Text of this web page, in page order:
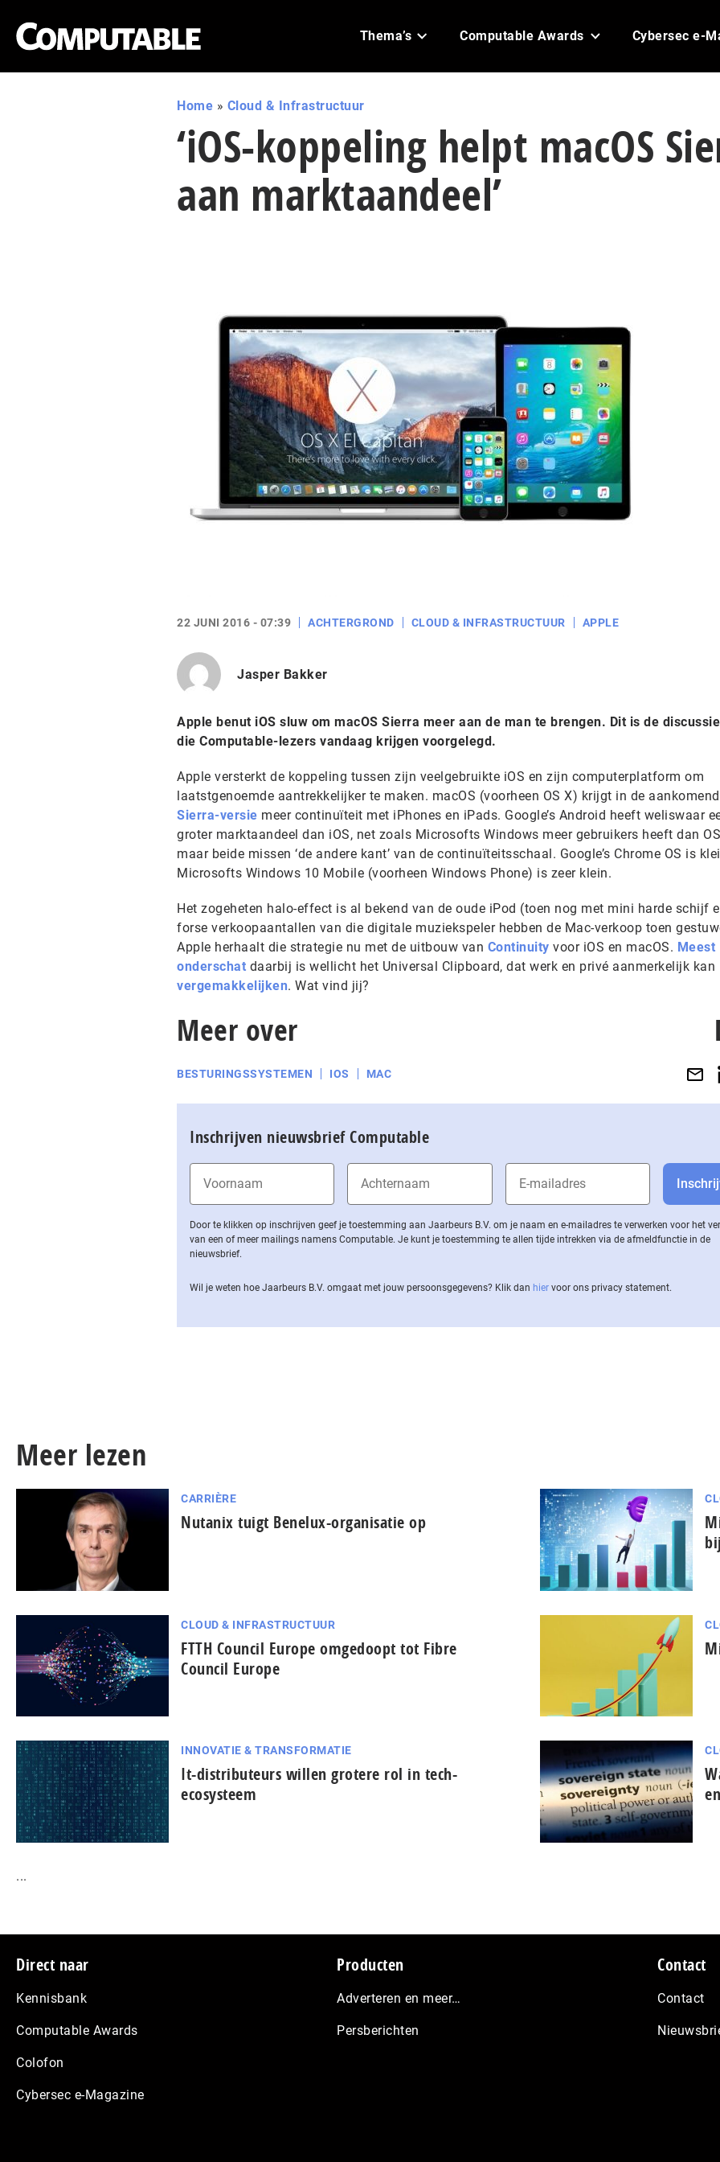
Thema’s Computable Awards Cybersec e-
Home » Cloud & Infrastructuur
‘iOS-koppeling helpt macOS
aan marktaandeel’
22 JUNI 2016 - 07:39 ACHTERGROND CLOUD & INFRASTRUCTUUR APPLE
Jasper Bakker
Apple benut iOS sluw om macOS Sierra meer aan de man te brengen. Dit is de
die Computable-lezers vandaag krijgen voorgelegd.
Apple versterkt de koppeling tussen zijn veelgebruikte iOS en zijn computerplatform om
laatstgenoemde aantrekkelijker te maken. macOS (voorheen OS X) krijgt in de
Sierra-versie meer continuïteit met iPhones en iPads. Google’s Android heeft weliswaar
groter marktaandeel dan iOS, net zoals Microsofts Windows meer gebruikers heeft dan
maar beide missen ‘de andere kant’ van de continuïteitsschaal. Google’s Chrome OS is
Microsofts Windows 10 Mobile (voorheen Windows Phone) is zeer klein.
Het zogeheten halo-effect is al bekend van de oude iPod (toen nog met mini harde schijf
forse verkoopaantallen van die digitale muziekspeler hebben de Mac-verkoop toen
Apple herhaalt die strategie nu met de uitbouw van Continuity voor iOS en macOS. Meest
onderschat daarbij is wellicht het Universal Clipboard, dat werk en privé aanmerkelijk kan
vergemakkelijken. Wat vind jij?
Meer over
BESTURINGSSYSTEMEN IOS MAC
Inschrijven nieuwsbrief Computable
Door te klikken op inschrijven geef je toestemming aan Jaarbeurs B.V. om je naam en e-mailadres te verwerken voor het
van een of meer mailings namens Computable. Je kunt je toestemming te allen tijde intrekken via de af­meld­func­tie in de
nieuwsbrief.
Wil je weten hoe Jaarbeurs B.V. omgaat met jouw per­soons­ge­ge­vens? Klik dan hier voor ons privacy statement.
Meer lezen
CARRIÈRE
Nutanix tuigt Benelux-organisatie op
CLOUD & INFRASTRUCTUUR
FTTH Council Europe omgedoopt tot Fibre
Council Europe
INNOVATIE & TRANSFORMATIE
It-dis­tri­bu­teurs willen grotere rol in tech-
ecosysteem
...
Footer
Direct naar
Kennisbank
Computable Awards
Colofon
Cybersec e-Magazine
Producten
Adverteren en meer…
Persberichten
Contact
Contact